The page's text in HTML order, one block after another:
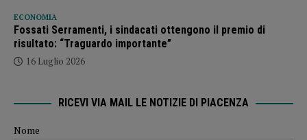
ECONOMIA
Fossati Serramenti, i sindacati ottengono il premio di
risultato: “Traguardo importante”
16 Luglio 2026
RICEVI VIA MAIL LE NOTIZIE DI PIACENZA
Nome